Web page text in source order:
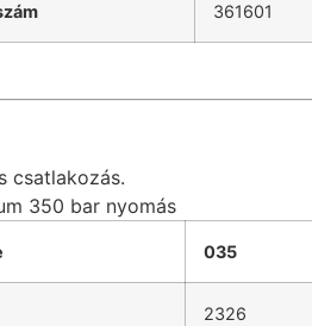
361601
csatlakozás.
350 bar nyomás
035
2326